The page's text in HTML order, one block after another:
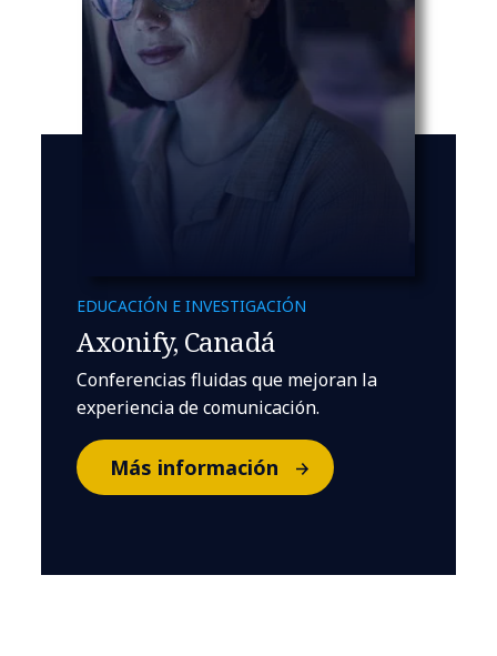
EDUCACIÓN E INVESTIGACIÓN
Axonify, Canadá
Conferencias fluidas que mejoran la
experiencia de comunicación.
Más información